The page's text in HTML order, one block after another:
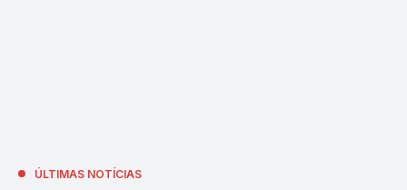
ÚLTIMAS NOTÍCIAS